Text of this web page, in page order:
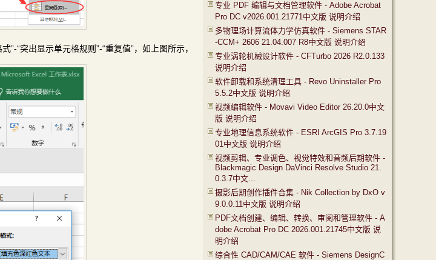
专业 PDF 编辑与文档管理软件 - Adobe Acrobat
Pro DC v2026.001.21771中文版 说明介绍
多物理场计算流体力学仿真软件 - Siemens STAR
-CCM+ 2606 21.04.007 R8中文版 说明介绍
专业涡轮机械设计软件 - CFTurbo 2026 R2.0.133
说明介绍
软件卸载和系统清理工具 - Revo Uninstaller Pro
5.5.2中文版 说明介绍
视频编辑软件 - Movavi Video Editor 26.20.0中文
版 说明介绍
专业地理信息系统软件 - ESRI ArcGIS Pro 3.7.19
01中文版 说明介绍
视频剪辑、专业调色、视觉特效和音频后期软件 -
Blackmagic Design DaVinci Resolve Studio 21.
0.3.7中文...
摄影后期创作插件合集 - Nik Collection by DxO v
9.0.0.11中文版 说明介绍
PDF文档创建、编辑、转换、审阅和管理软件 - A
dobe Acrobat Pro DC 2026.001.21745中文版 说
明介绍
综合性 CAD/CAM/CAE 软件 - Siemens DesignC
“突出显示单元格规则”-“重复值”，如上图所示，